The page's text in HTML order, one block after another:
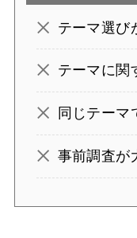
テーマ選び
テーマに関
同じテーマ
事前調査が